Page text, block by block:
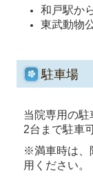
和戸駅か
東武動物
駐車場
当院専用の駐
2台まで駐車可
※満車時は、
用ください。